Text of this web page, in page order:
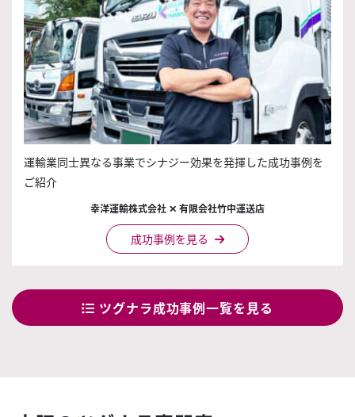
運輸業同士異なる事業でシナジー効果を発揮した成功事例を
ご紹介
幸洋運輸株式会社 ✕ 有限会社竹中運送店
成功事例を見る
ツグナラ成功事例一覧を見る